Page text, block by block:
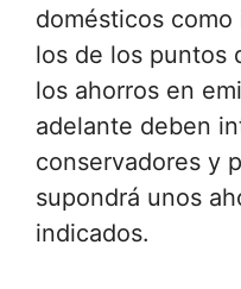
domésticos
los de los puntos
los ahorros en
adelante deben
conservadores y
supondrá unos
indicados.